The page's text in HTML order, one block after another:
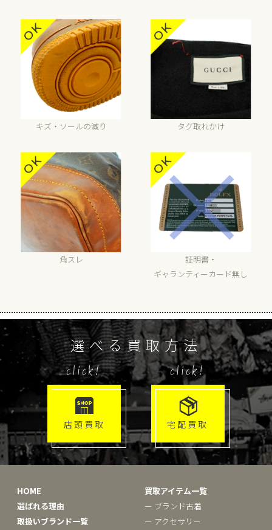
キズ・ソールの減り タグ取れかけ
角スレ
証明書・
ギャランティーカード無し
選べる買取方法
click!
店頭買取
click!
宅配買取
HOME
選ばれる理由
取扱いブランド一覧
買取アイテム一覧
ー ブランド古着
ー アクセサリー